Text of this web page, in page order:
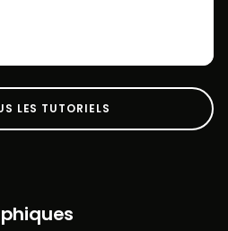
LES TUTORIELS